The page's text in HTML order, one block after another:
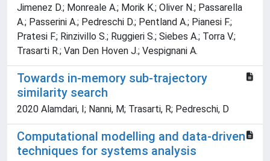
Jimenez D.; Monreale A.; Morik K.; Oliver N.; Passarella
A.; Passerini A.; Pedreschi D.; Pentland A.; Pianesi F.;
Pratesi F.; Rinzivillo S.; Ruggieri S.; Siebes A.; Torra V.;
Trasarti R.; Van Den Hoven J.; Vespignani A.
Towards in-memory sub-trajectory
similarity search
2020 Alamdari, I; Nanni, M; Trasarti, R; Pedreschi, D
Computational modelling and data-driven
techniques for systems analysis